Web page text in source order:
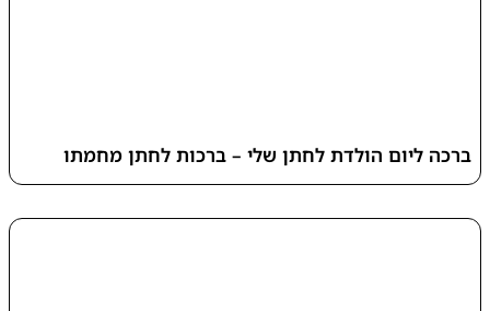
ברכה ליום הולדת לחתן שלי – ברכות לחתן מחמתו